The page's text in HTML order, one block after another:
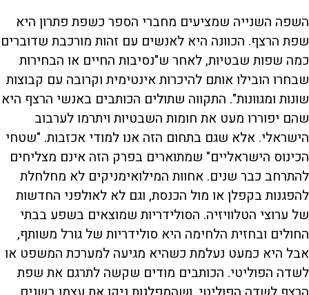
השפה השנייה שמציעים מחברי הספר כשפת פתרון היא
שפת הרצף. הכוונה היא לאנשים עם זהות מורכבת שדוברים
כמה שפות שבטיות, לאחר ש"נסיבות החיים או הבחירות
שבחרו הובילו אותם להיכרות אינטימית וקרובה עם קבוצות
שונות ומגוונות". התקווה שתולים הכותבים באנשי הרצף היא
שהם יפוררו מעט את חומות השבטיות ויתרמו לערבוב
הישראלי. אלא שגם בתחום הזה אנו למודי אכזבות. "שטחי
הכינוס הישראליים" שמתוארים בפרק הזה אינם מצליחים
להתרחב כבר שנים. אחוות המילואימניקים לא מחלחלת
להפגנות בקפלן או מול הכנסת, וגם לא לאולפני החדשות
של ערוצי הטלוויזיה. הסולידריות שמוצאים בשפע בבתי
החולים ובחזית הלחימה היא סולידריות של גורל משותף,
אבל היא כמעט נעלמת כשהיא מגיעה למערכת המשפט או
לשדה הפוליטי. הכותבים מודים שקשה לתרגם את שפת